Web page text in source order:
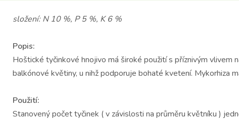
složení: N 10 %, P 5 %, K 6 %
Popis:
Hoštické tyčinkové hnojivo má široké použití s příznivým
balkónové květiny, u nihž podporuje bohaté kvetení. Mykorhiza
Použití:
Stanovený počet tyčinek ( v závislosti na průměru květníku )